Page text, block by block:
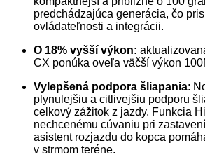
predchádzajúca generácia, čo
ovládateľnosti a integrácii.
O 18% vyšší výkon:
CX ponúka oveľa väčší výkon
Vylepšená podpora šliapania:
plynulejšiu a citlivejšiu podporu
celkový zážitok z jazdy. Funkcia
nechcenému cúvaniu pri
asistent rozjazdu do kopca
v strmom teréne.